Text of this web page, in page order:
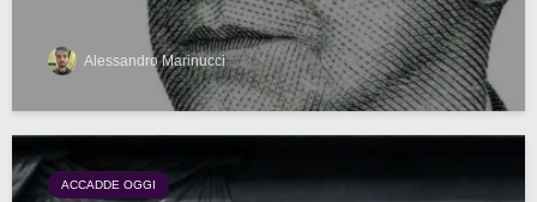
Alessandro Marinucci
ACCADDE OGGI